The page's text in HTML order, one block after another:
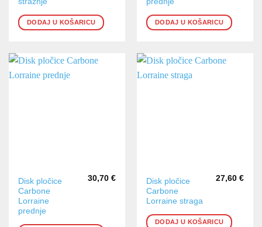
DODAJ U KOŠARICU DODAJ U KOŠARICU
Disk pločice
Carbone
Lorraine
prednje
30,70 €
Disk pločice
Carbone
Lorraine straga
27,60 €
DODAJ U KOŠARICU